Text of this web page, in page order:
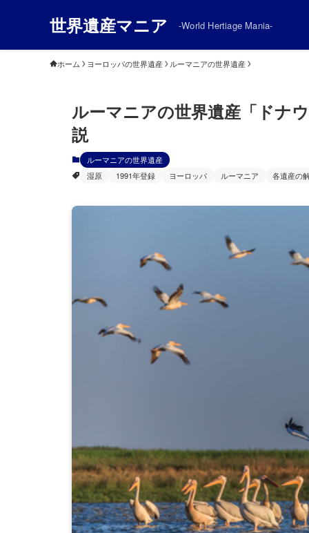
世界遺産マニア -World Hertiage Mania-
ホーム ヨーロッパの世界遺産 ルーマニアの世界遺産
ルーマニアの世界遺産「ドナ
説
ルーマニアの世界遺産
湿原
1991年登録 ヨーロッパ ルーマニア 各遺産の